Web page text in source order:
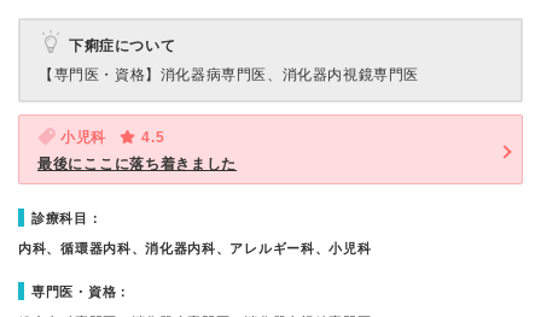
下痢症について
【専門医・資格】 消化器病専門医、消化器内視鏡専門医
小児科
4.5
最後にここに落ち着きました
診療科目：
内科、循環器内科、消化器内科、アレルギー科、小児科
専門医・資格：